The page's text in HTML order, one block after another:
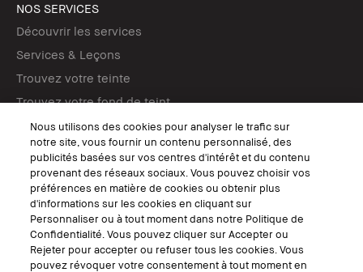
NOS SERVICES
Découvrir les services
Services & Leçons
Trouvez votre teinte
Trouvez votre fond de teint
Tutos maquillage
SUIVEZ-NOUS
© Bobbi Brown Professional Cosmetics, Inc. Tous droits mondiaux
réservés.
Nous utilisons des cookies pour analyser le trafic sur
notre site, vous fournir un contenu personnalisé, des
publicités basées sur vos centres d'intérêt et du contenu
provenant des réseaux sociaux. Vous pouvez choisir vos
préférences en matière de cookies ou obtenir plus
d'informations sur les cookies en cliquant sur
Personnaliser ou à tout moment dans notre Politique de
Confidentialité. Vous pouvez cliquer sur Accepter ou
Rejeter pour accepter ou refuser tous les cookies. Vous
pouvez révoquer votre consentement à tout moment en